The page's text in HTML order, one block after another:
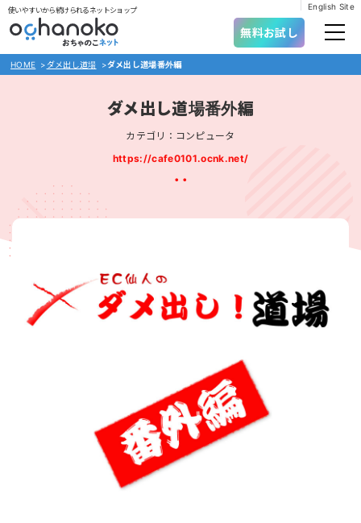
English Site
使いやすいから続けられるネットショップ
無料お試し
HOME > ダメ出し道場 >ダメ出し道場番外編
ダメ出し道場番外編
カテゴリ：コンピュータ
https://cafe0101.ocnk.net/